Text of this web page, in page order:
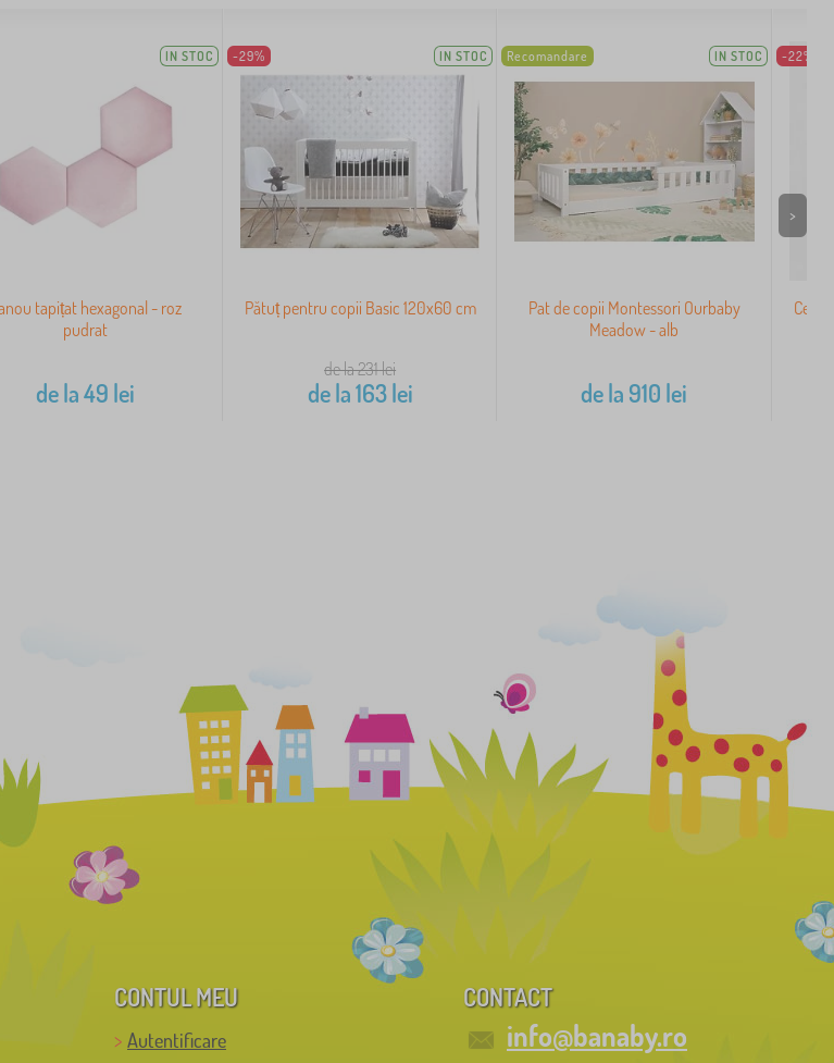
IN STOC
tapițat hexagonal - roz
pudrat
de la49 lei
-29% IN STOC
Pătuț pentru copii Basic 120x60 cm
de la 231lei
de la163lei
Recomandare IN STOC
Pat de copii Montessori Ourbaby
Meadow - alb
de la 910 lei
-22%
>
CONTUL MEU
Autentificare
CONTACT
info@banaby.ro